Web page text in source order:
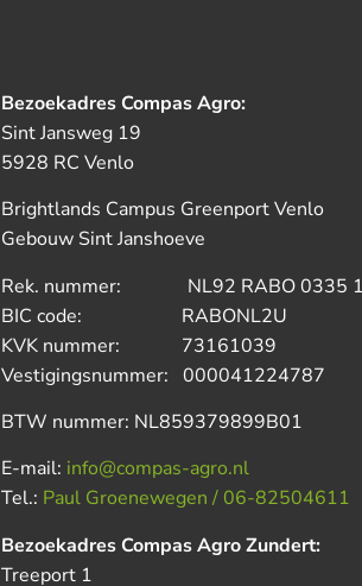
Bezoekadres Compas Agro:
Sint Jansweg 19
5928 RC Venlo
Brightlands Campus Greenport Venlo
Gebouw Sint Janshoeve
Rek. nummer: NL92 RABO 0335
BIC code: RABONL2U
KVK nummer: 73161039
Vestigingsnummer: 000041224787
BTW nummer: NL859379899B01
E-mail: info@compas-agro.nl
Tel.: Paul Groenewegen / 06-82504611
Bezoekadres Compas Agro Zundert:
Treeport 1